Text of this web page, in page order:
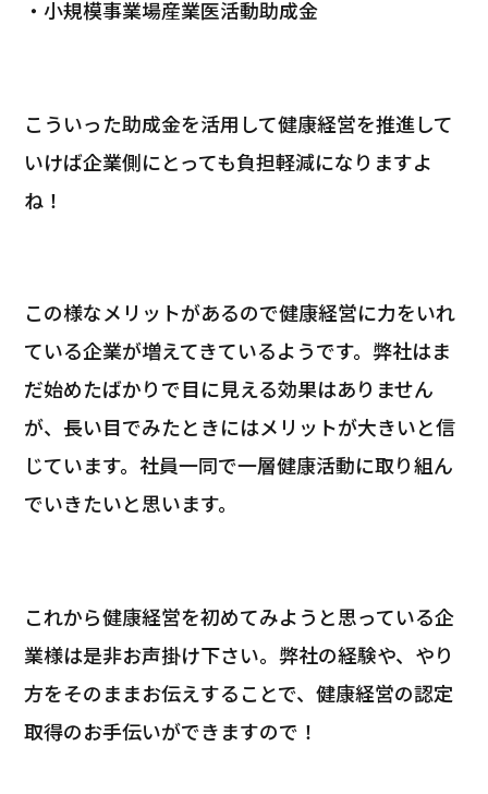
・小規模事業場産業医活動助成金
こういった助成金を活用して健康経営を推進して
いけば企業側にとっても負担軽減になりますよ
ね！
この様なメリットがあるので健康経営に力をいれ
ている企業が増えてきているようです。弊社はま
だ始めたばかりで目に見える効果はありません
が、長い目でみたときにはメリットが大きいと信
じています。社員一同で一層健康活動に取り組ん
でいきたいと思います。
これから健康経営を初めてみようと思っている企
業様は是非お声掛け下さい。弊社の経験や、やり
方をそのままお伝えすることで、健康経営の認定
取得のお手伝いができますので！